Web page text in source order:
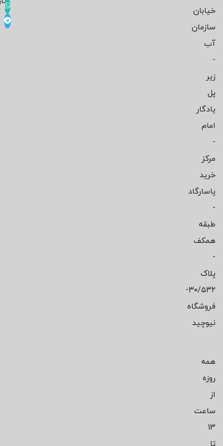
خیابان
سازمان
آب
-
زیر
پل
یادگار
امام
-
مرکز
خرید
پاسارگاد
-
طبقه
همکف
-
پلاک
۳۰/۵۳۲-
فروشگاه
نیوچید
همه
روزه
از
ساعت
13